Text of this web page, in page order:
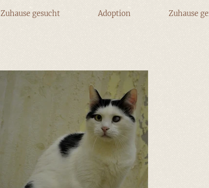
Zuhause gesucht Adoption Zuhause